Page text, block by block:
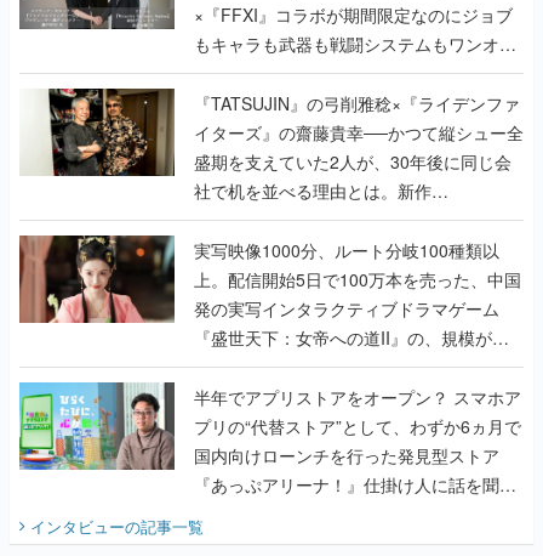
×『FFXI』コラボが期間限定なのにジョブ
もキャラも武器も戦闘システムもワンオフ
で作り込まれた理由を両ディレクターに聞
く
『TATSUJIN』の弓削雅稔×『ライデンファ
イターズ』の齋藤貴幸──かつて縦シュー全
盛期を支えていた2人が、30年後に同じ会
社で机を並べる理由とは。新作
『TATSUJIN EXTREME』で初タッグを組
んだレジェンド2人に訊く開発秘話
実写映像1000分、ルート分岐100種類以
上。配信開始5日で100万本を売った、中国
発の実写インタラクティブドラマゲーム
『盛世天下：女帝への道II』の、規模が違
うこだわりをプロデューサーに聞いた
半年でアプリストアをオープン？ スマホア
プリの“代替ストア”として、わずか6ヵ月で
国内向けローンチを行った発見型ストア
『あっぷアリーナ！』仕掛け人に話を聞い
インタビューの記事一覧